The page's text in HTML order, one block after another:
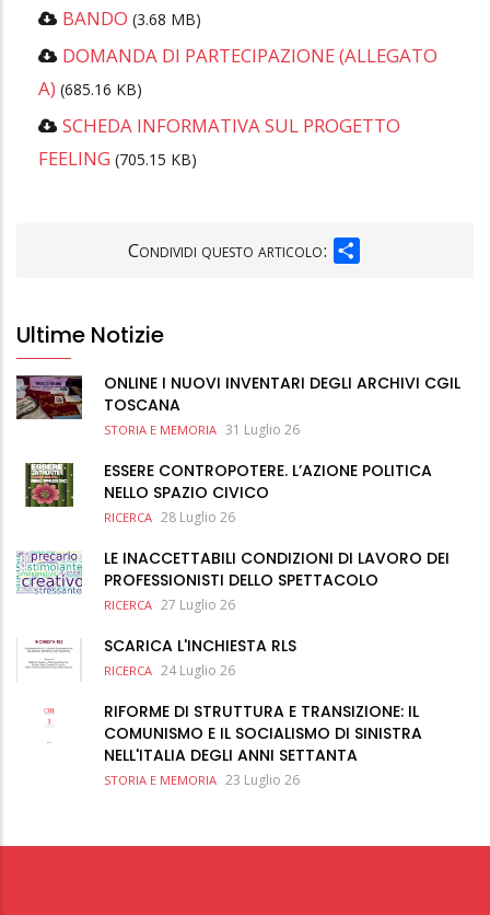
BANDO (3.68 MB)
DOMANDA DI PARTECIPAZIONE (ALLEGATO
A) (685.16 KB)
SCHEDA INFORMATIVA SUL PROGETTO
FEELING (705.15 KB)
Condividi questo articolo:
Ultime Notizie
ONLINE I NUOVI INVENTARI DEGLI ARCHIVI CGIL
TOSCANA
STORIA E MEMORIA 31 Luglio 26
ESSERE CONTROPOTERE. L’AZIONE POLITICA
NELLO SPAZIO CIVICO
RICERCA 28 Luglio 26
LE INACCETTABILI CONDIZIONI DI LAVORO DEI
PROFESSIONISTI DELLO SPETTACOLO
RICERCA 27 Luglio 26
SCARICA L'INCHIESTA RLS
RICERCA 24 Luglio 26
RIFORME DI STRUTTURA E TRANSIZIONE: IL
COMUNISMO E IL SOCIALISMO DI SINISTRA
NELL'ITALIA DEGLI ANNI SETTANTA
STORIA E MEMORIA 23 Luglio 26